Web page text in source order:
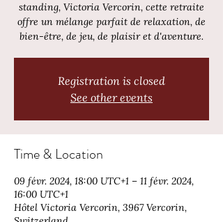
standing, Victoria Vercorin, cette retraite
offre un mélange parfait de relaxation, de
bien-être, de jeu, de plaisir et d'aventure.
Registration is closed
See other events
Time & Location
09 févr. 2024, 18:00 UTC+1 – 11 févr. 2024,
16:00 UTC+1
Hôtel Victoria Vercorin, 3967 Vercorin,